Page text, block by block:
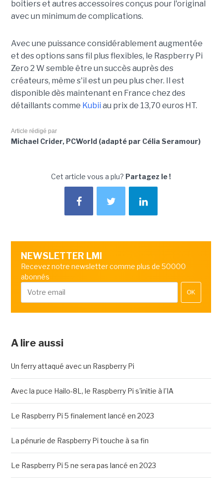
boîtiers et autres accessoires conçus pour l'original
avec un minimum de complications.
Avec une puissance considérablement augmentée
et des options sans fil plus flexibles, le Raspberry Pi
Zero 2 W semble être un succès auprès des
créateurs, même s'il est un peu plus cher. Il est
disponible dès maintenant en France chez des
détaillants comme Kubii au prix de 13,70 euros HT.
Article rédigé par
Michael Crider, PCWorld (adapté par Célia Seramour)
Cet article vous a plu? Partagez le !
NEWSLETTER LMI
Recevez notre newsletter comme plus de 50000
abonnés
OK
A lire aussi
Un ferry attaqué avec un Raspberry Pi
Avec la puce Hailo-8L, le Raspberry Pi s'initie à l'IA
Le Raspberry Pi 5 finalement lancé en 2023
La pénurie de Raspberry Pi touche à sa fin
Le Raspberry Pi 5 ne sera pas lancé en 2023